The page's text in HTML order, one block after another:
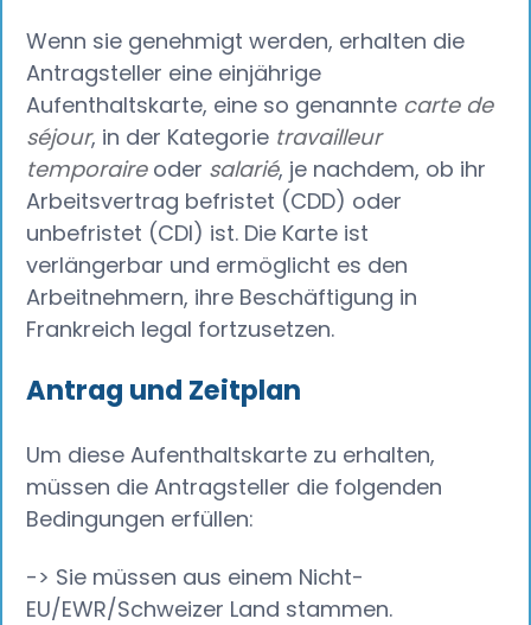
Wenn sie genehmigt werden, erhalten die
Antragsteller eine einjährige
Aufenthaltskarte, eine so genannte carte de
séjour, in der Kategorie travailleur
temporaireoder salarié, je nachdem, ob ihr
Arbeitsvertrag befristet (CDD) oder
unbefristet (CDI) ist. Die Karte ist
verlängerbar und ermöglicht es den
Arbeitnehmern, ihre Beschäftigung in
Frankreich legal fortzusetzen.
Antrag und Zeitplan
Um diese Aufenthaltskarte zu erhalten,
müssen die Antragsteller die folgenden
Bedingungen erfüllen:
-> Sie müssen aus einem Nicht-
EU/EWR/Schweizer Land stammen.